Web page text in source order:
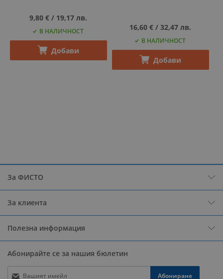
9,80 € ‎/‎ 19,17 лв.
В НАЛИЧНОСТ
Добави
16,60 € ‎/‎ 32,47 лв.
В НАЛИЧНОСТ
Добави
За ФИСТО
За клиента
Полезна информация
Абонирайте се за нашия бюлетин
Абониране